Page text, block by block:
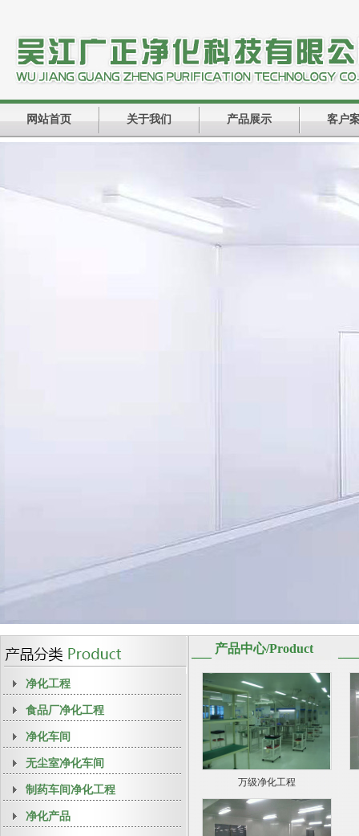
网站首页 关于我们 产品展示 客户
净化工程
食品厂净化工程
净化车间
无尘室净化车间
制药车间净化工程
净化产品
产品中心/Product
万级净化工程